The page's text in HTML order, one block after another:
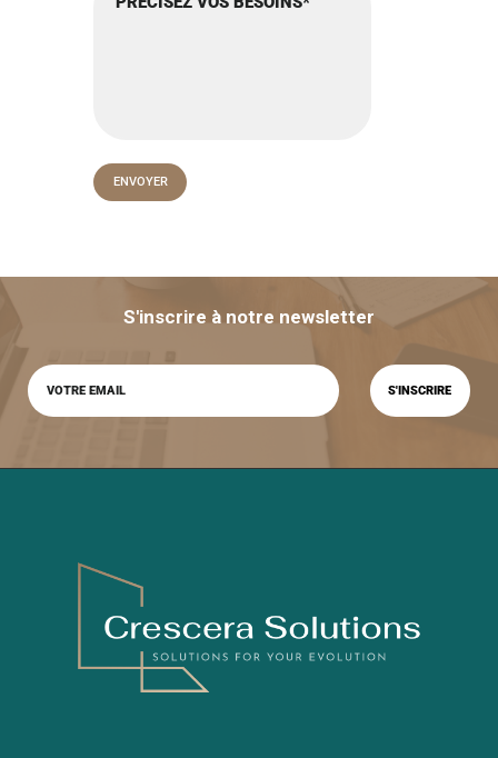
S'inscrire à notre newsletter